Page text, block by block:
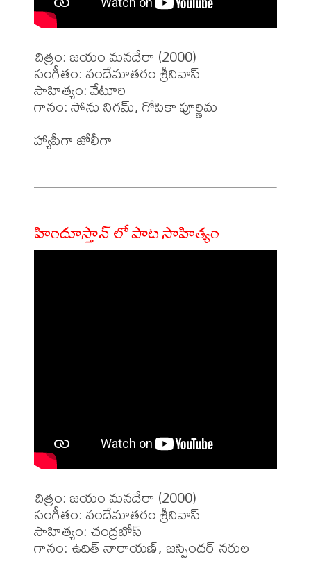
చిత్రం: జయం మనదేరా (2000)
సంగీతం: వందేమాతరం శ్రీనివాస్
సాహిత్యం: వేటూరి
గానం: సోను నిగమ్, గోపికా పూర్ణిమ
హ్యాపీగా జోలీగా
హిందూస్తాన్ లో పాట సాహిత్యం
చిత్రం: జయం మనదేరా (2000)
సంగీతం: వందేమాతరం శ్రీనివాస్
సాహిత్యం: చంద్రబోస్
గానం: ఉదిత్ నారాయణ్, జస్పిందర్ నరుల